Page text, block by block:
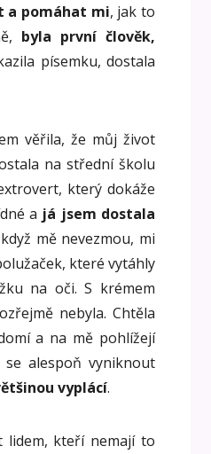
a pomáhat mi, jak to
byla první člověk,
písemku, dostala
věřila, že můj život
na střední školu
který dokáže
a já jsem dostala
mě nevezmou, mi
které vytáhly
na oči. S krémem
nebyla. Chtěla
a na mě pohlížejí
alespoň vyniknout
vyplácí.
lidem, kteří nemají to